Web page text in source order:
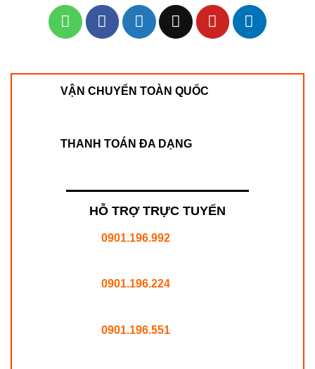
VẬN CHUYỂN TOÀN QUỐC
THANH TOÁN ĐA DẠNG
HỖ TRỢ TRỰC TUYẾN
0901.196.992
0901.196.224
0901.196.551